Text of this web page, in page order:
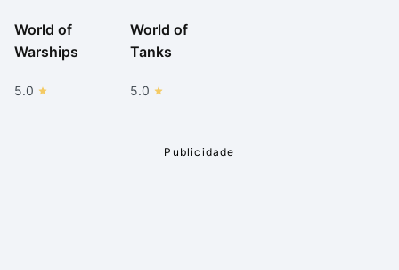
World of
Warships
5.0
World of
Tanks
5.0